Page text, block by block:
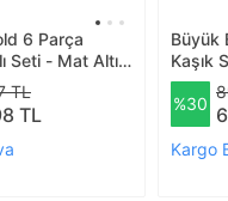
6 Parça
Seti - Mat Altın
Çatalı
TL
TL
Büyük
Kaşık
Seti
%30
Kargo